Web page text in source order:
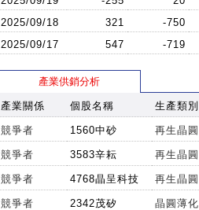
2025/09/18
321 -750
2025/09/17
547 -719
產業供銷分析
產業關係 個股名稱 生產類別
競爭者 1560中砂 再生晶圓
競爭者 3583辛耘 再生晶圓
競爭者 4768晶呈科技 再生晶圓
競爭者 2342茂矽 晶圓薄化